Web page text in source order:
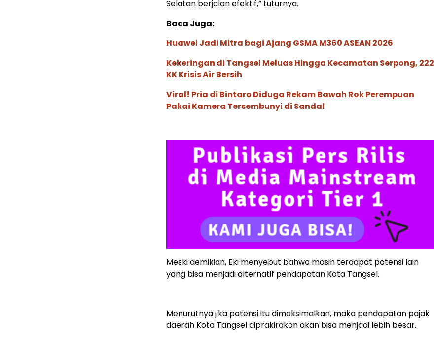
Selatan berjalan efektif,” tuturnya.
Baca Juga:
Huawei Jadi Mitra bagi Ajang GSMA M360 ASEAN 2026
Kekeringan di Tangsel Meluas Hingga Kecamatan Serpong, 222
KK Krisis Air Bersih
Viral! Pria di Bintaro Diduga Rekam Bawah Rok Perempuan
Pakai Kamera Tersembunyi di Sandal
Meski demikian, Eki menyebut bahwa masih terdapat potensi lain
yang bisa menjadi alternatif pendapatan Kota Tangsel.
Menurutnya jika potensi itu dimaksimalkan, maka pendapatan pajak
daerah Kota Tangsel diprakirakan akan bisa menjadi lebih besar.